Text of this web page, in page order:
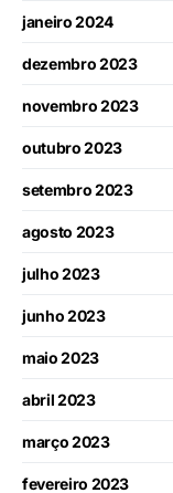
janeiro 2024
dezembro 2023
novembro 2023
outubro 2023
setembro 2023
agosto 2023
julho 2023
junho 2023
maio 2023
abril 2023
março 2023
fevereiro 2023